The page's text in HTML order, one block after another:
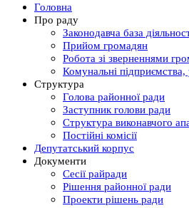
Головна
Про раду
Законодавча база
Прийом громадян
Робота зі зверненнями
Комунальні підприємства,
Структура
Голова районної ради
Заступник голови ради
Структура виконавчого
Постійні комісії
Депутатський корпус
Документи
Сесії райради
Рішення районної ради
Проекти рішень ради